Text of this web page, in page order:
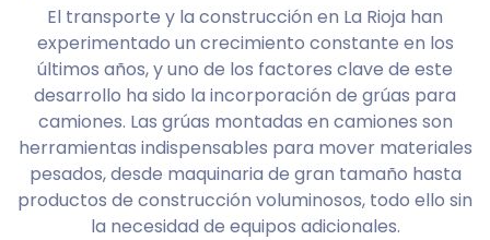
El transporte y la construcción en La Rioja han
experimentado un crecimiento constante en los
últimos años, y uno de los factores clave de este
desarrollo ha sido la incorporación de grúas para
camiones. Las grúas montadas en camiones son
herramientas indispensables para mover materiales
pesados, desde maquinaria de gran tamaño hasta
productos de construcción voluminosos, todo ello sin
la necesidad de equipos adicionales.